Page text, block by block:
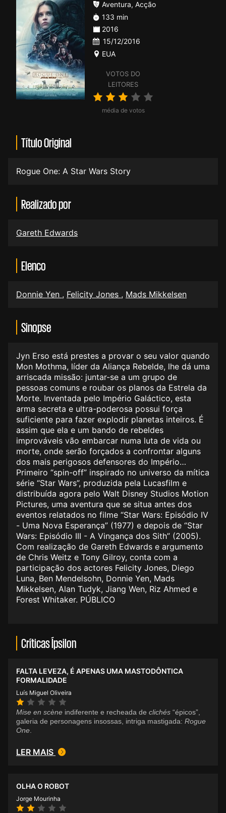
VOTOS DO
LEITORES
média de votos
Aventura, Acção
133 min
2016
15/12/2016
EUA
Título Original
Rogue One: A Star Wars Story
Realizado por
Gareth Edwards
Elenco
Donnie Yen , Felicity Jones , Mads Mikkelsen
Sinopse
Jyn Erso está prestes a provar o seu valor quando
Mon Mothma, líder da Aliança Rebelde, lhe dá uma
arriscada missão: juntar-se a um grupo de
pessoas comuns e roubar os planos da Estrela da
Morte. Inventada pelo Império Galáctico, esta
arma secreta e ultra-poderosa possui força
suficiente para fazer explodir planetas inteiros. É
assim que ela e um bando de rebeldes
improváveis vão embarcar numa luta de vida ou
morte, onde serão forçados a confrontar alguns
dos mais perigosos defensores do Império…
Primeiro “spin-off” inspirado no universo da mítica
série “Star Wars”, produzida pela Lucasfilm e
distribuída agora pelo Walt Disney Studios Motion
Pictures, uma aventura que se situa antes dos
eventos relatados no filme “Star Wars: Episódio IV
- Uma Nova Esperança” (1977) e depois de “Star
Wars: Episódio III - A Vingança dos Sith” (2005).
Com realização de Gareth Edwards e argumento
de Chris Weitz e Tony Gilroy, conta com a
participação dos actores Felicity Jones, Diego
Luna, Ben Mendelsohn, Donnie Yen, Mads
Mikkelsen, Alan Tudyk, Jiang Wen, Riz Ahmed e
Forest Whitaker. PÚBLICO
Críticas Ípsilon
FALTA LEVEZA, É APENAS UMA MASTODÔNTICA
FORMALIDADE
Luís Miguel Oliveira
Mise en scène indiferente e recheada de clichés “épicos”,
galeria de personagens insossas, intriga mastigada: Rogue
One
LER MAIS
OLHA O ROBOT
Jorge Mourinha